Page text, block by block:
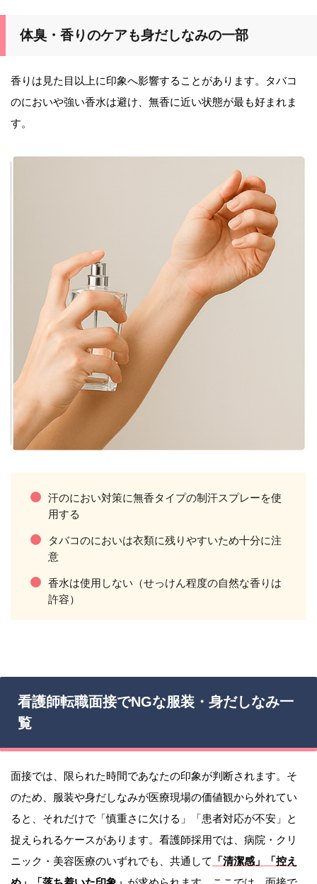
体臭・香りのケアも身だしなみの一部
香りは見た目以上に印象へ影響することがあります。タバコ
のにおいや強い香水は避け、無香に近い状態が最も好まれま
す。
汗のにおい対策に無香タイプの制汗スプレーを使
用する
タバコのにおいは衣類に残りやすいため十分に注
意
香水は使用しない（せっけん程度の自然な香りは
許容）
看護師転職面接でNGな服装・身だしなみ一
覧
面接では、限られた時間であなたの印象が判断されます。そ
のため、服装や身だしなみが医療現場の価値観から外れてい
ると、それだけで「慎重さに欠ける」「患者対応が不安」と
捉えられるケースがあります。看護師採用では、病院・クリ
ニック・美容医療のいずれでも、共通して
「清潔感」「控え